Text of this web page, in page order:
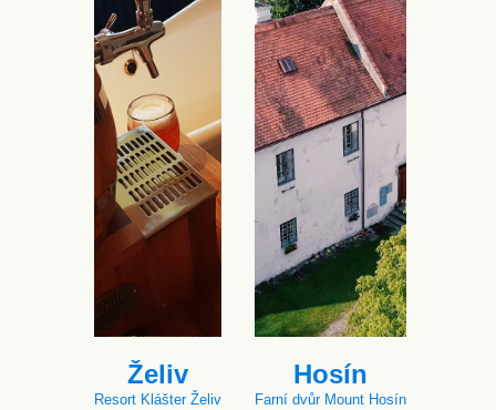
Želiv
Resort Klášter Želiv
Hosín
Farní dvůr Mount Hosín